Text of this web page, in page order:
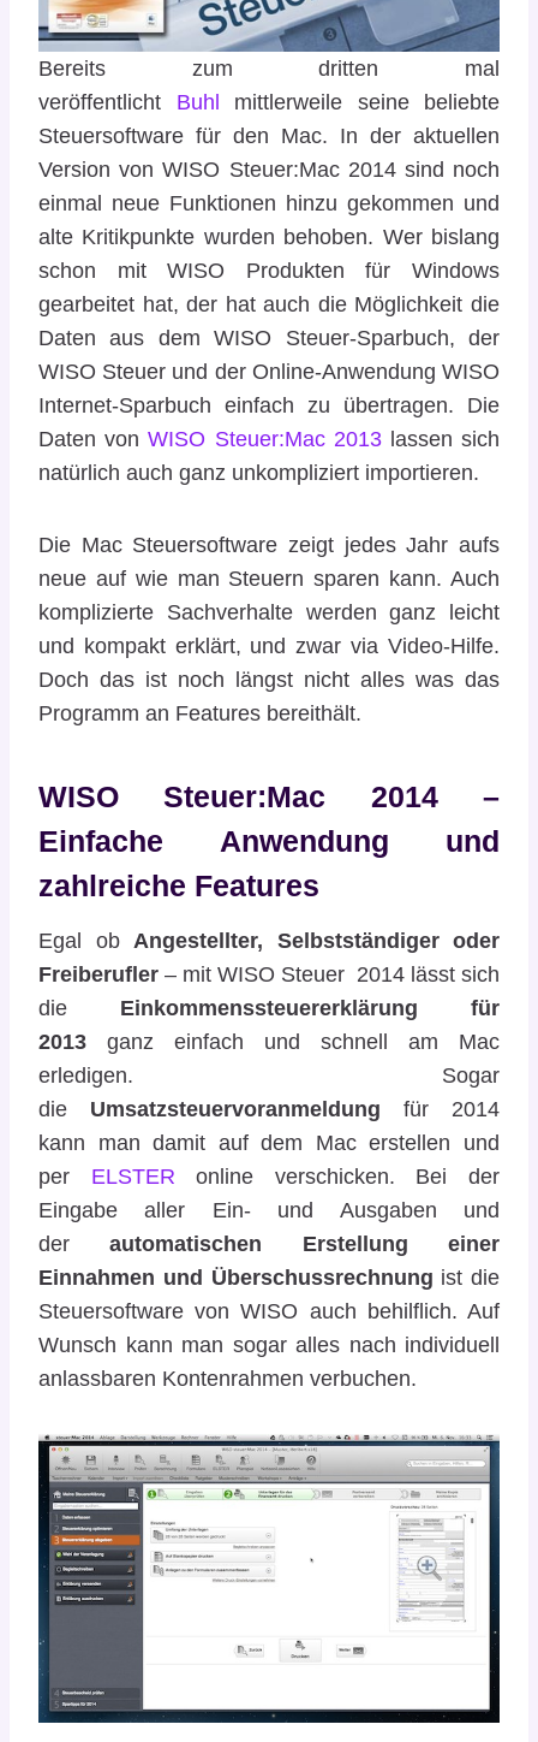
Bereits zum dritten mal
veröffentlicht Buhl mittlerweile seine beliebte
Steuersoftware für den Mac. In der aktuellen
Version von WISO Steuer:Mac 2014 sind noch
einmal neue Funktionen hinzu gekommen und
alte Kritikpunkte wurden behoben. Wer bislang
schon mit WISO Produkten für Windows
gearbeitet hat, der hat auch die Möglichkeit die
Daten aus dem WISO Steuer-Sparbuch, der
WISO Steuer und der Online-Anwendung WISO
Internet-Sparbuch einfach zu übertragen. Die
Daten vonWISO Steuer:Mac 2013lassen sich
natürlich auch ganz unkompliziert importieren.
Die Mac Steuersoftware zeigt jedes Jahr aufs
neue auf wie man Steuern sparen kann. Auch
komplizierte Sachverhalte werden ganz leicht
und kompakt erklärt, und zwar via Video-Hilfe.
Doch das ist noch längst nicht alles was das
Programm an Features bereithält.
WISO Steuer:Mac 2014 –
Einfache Anwendung und
zahlreiche Features
Egal ob Angestellter, Selbstständiger oder
Freiberufler – mit WISO Steuer 2014 lässt sich
die Einkommenssteuererklärung für
2013 ganz einfach und schnell am Mac
erledigen. Sogar
die Umsatzsteuervoranmeldung für 2014
kann man damit auf dem Mac erstellen und
per ELSTER online verschicken. Bei der
Eingabe aller Ein- und Ausgaben und
derautomatischen Erstellung einer
Einnahmen und Überschussrechnung ist die
Steuersoftware von WISO auch behilflich. Auf
Wunsch kann man sogar alles nach individuell
anlassbaren Kontenrahmen verbuchen.